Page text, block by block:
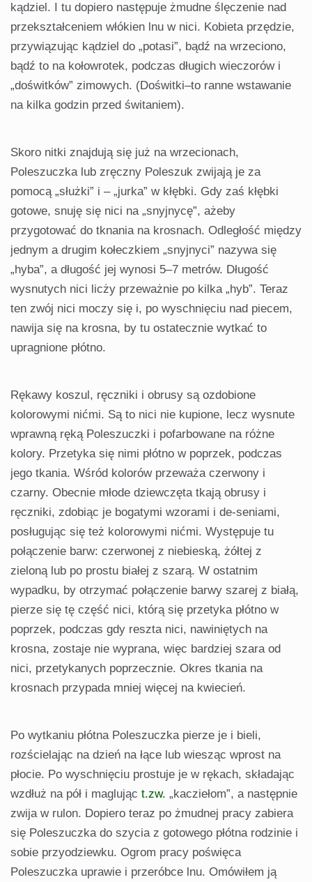
kądziel. I tu dopiero następuje żmudne ślęczenie nad
przekształceniem włókien lnu w nici. Kobieta przędzie,
przywiązując kądziel do „potasi”, bądź na wrzeciono,
bądź to na kołowrotek, podczas długich wieczorów i
„doświtków” zimowych. (Doświtki–to ranne wstawanie
na kilka godzin przed świtaniem).
Skoro nitki znajdują się już na wrzecionach,
Poleszuczka lub zręczny Poleszuk zwijają je za
pomocą „służki” i – „jurka” w kłębki. Gdy zaś kłębki
gotowe, snuję się nici na „snyjnycę”, ażeby
przygotować do tknania na krosnach. Odległość między
jednym a drugim kołeczkiem „snyjnyci” nazywa się
„hyba”, a długość jej wynosi 5–7 metrów. Długość
wysnutych nici licży przeważnie po kilka „hyb”. Teraz
ten zwój nici moczy się i, po wyschnięciu nad piecem,
nawija się na krosna, by tu ostatecznie wytkać to
upragnione płótno.
Rękawy koszul, ręczniki i obrusy są ozdobione
kolorowymi nićmi. Są to nici nie kupione, lecz wysnute
wprawną ręką Poleszuczki i pofarbowane na różne
kolory. Przetyka się nimi płótno w poprzek, podczas
jego tkania. Wśród kolorów przeważa czerwony i
czarny. Obecnie młode dziewczęta tkają obrusy i
ręczniki, zdobiąc je bogatymi wzorami i de-seniami,
posługując się też kolorowymi nićmi. Występuje tu
połączenie barw: czerwonej z niebieską, żółtej z
zieloną lub po prostu białej z szarą. W ostatnim
wypadku, by otrzymać połączenie barwy szarej z białą,
pierze się tę część nici, którą się przetyka płótno w
poprzek, podczas gdy reszta nici, nawiniętych na
krosna, zostaje nie wyprana, więc bardziej szara od
nici, przetykanych poprzecznie. Okres tkania na
krosnach przypada mniej więcej na kwiecień.
Po wytkaniu płótna Poleszuczka pierze je i bieli,
rozścielając na dzień na łące lub wiesząc wprost na
płocie. Po wyschnięciu prostuje je w rękach, składając
wzdłuż na pół i maglując t.zw. „kacziełom”, a następnie
zwija w rulon. Dopiero teraz po żmudnej pracy zabiera
się Poleszuczka do szycia z gotowego płótna rodzinie i
sobie przyodziewku. Ogrom pracy poświęca
Poleszuczka uprawie i przeróbce lnu. Omówiłem ją